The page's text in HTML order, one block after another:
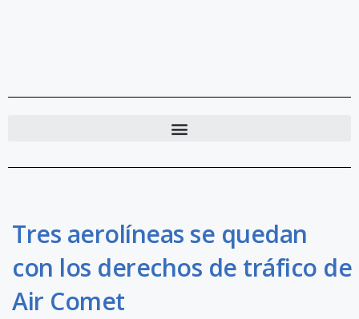
Tres aerolíneas se quedan
con los derechos de tráfico de
Air Comet